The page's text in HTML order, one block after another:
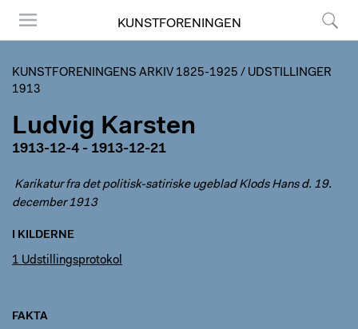
KUNSTFORENINGEN
KUNSTFORENINGENS ARKIV 1825-1925 / UDSTILLINGER
1913
Ludvig Karsten
1913-12-4 - 1913-12-21
Karikatur fra det politisk-satiriske ugeblad Klods Hans d. 19.
december 1913
I KILDERNE
1 Udstillingsprotokol
FAKTA